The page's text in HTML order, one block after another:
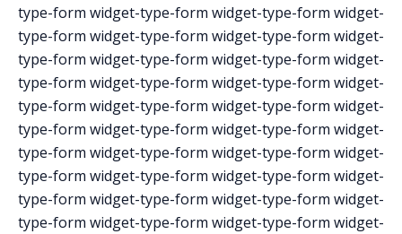
type-form widget-type-form widget-type-form widget-
type-form widget-type-form widget-type-form widget-
type-form widget-type-form widget-type-form widget-
type-form widget-type-form widget-type-form widget-
type-form widget-type-form widget-type-form widget-
type-form widget-type-form widget-type-form widget-
type-form widget-type-form widget-type-form widget-
type-form widget-type-form widget-type-form widget-
type-form widget-type-form widget-type-form widget-
type-form widget-type-form widget-type-form widget-